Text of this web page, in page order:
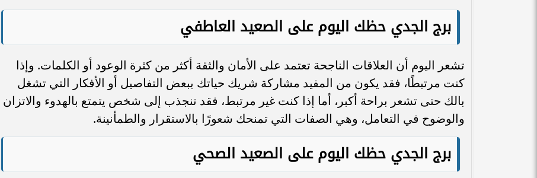
برج الجدي حظك اليوم على الصعيد العاطفي
تشعر اليوم أن العلاقات الناجحة تعتمد على الأمان والثقة أكثر من كثرة الوعود أو الكلمات. وإذا
كنت مرتبطًا، فقد يكون من المفيد مشاركة شريك حياتك ببعض التفاصيل أو الأفكار التي تشغل
بالك حتى تشعر براحة أكبر، أما إذا كنت غير مرتبط، فقد تنجذب إلى شخص يتمتع بالهدوء والاتزان
والوضوح في التعامل، وهي الصفات التي تمنحك شعورًا بالاستقرار والطمأنينة.
برج الجدي حظك اليوم على الصعيد الصحي